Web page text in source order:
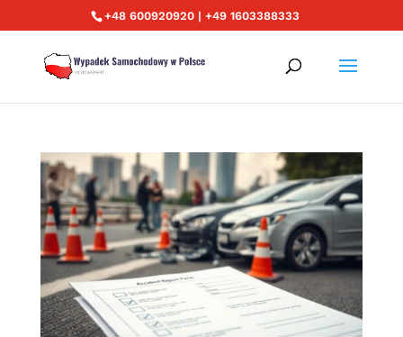
+48 600920920 | +49 1603388333